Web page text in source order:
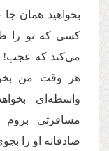
بخواهید همان جا
كسی که تو را
مى‌‌كند كه عجب!
هر وقت من
واسطه‌‌اى
مسافرتى بروم
صادقانه او را